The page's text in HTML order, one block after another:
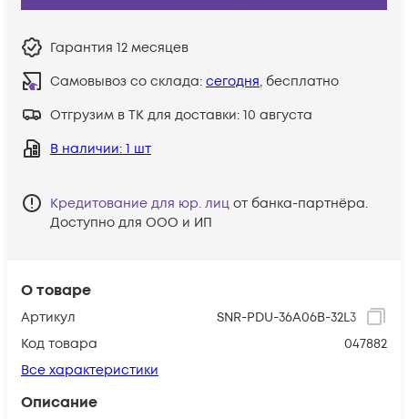
О товаре
Артикул
SNR-PDU-36A06B-32L3
Код товара
047882
Все характеристики
Описание
Гарантия 12 месяцев
Самовывоз со склада: сегодня, бесплатно
Отгрузим в ТК для доставки: 10 августа
В наличии: 1 шт
Кредитование для юр. лиц от банка-партнёра.
Доступно для ООО и ИП